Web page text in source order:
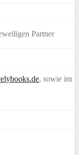
Partner
, sowie im